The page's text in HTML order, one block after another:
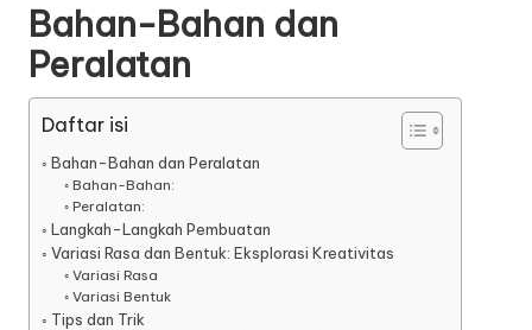
Bahan-Bahan dan
Peralatan
Daftar isi
Bahan-Bahan dan Peralatan
Bahan-Bahan:
Peralatan:
Langkah-Langkah Pembuatan
Variasi Rasa dan Bentuk: Eksplorasi Kreativitas
Variasi Rasa
Variasi Bentuk
Tips dan Trik